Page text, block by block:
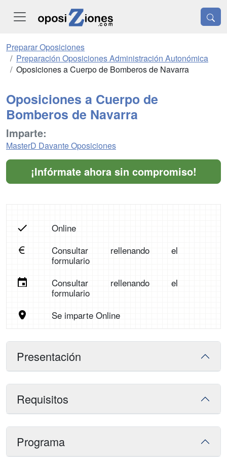
Preparar Oposiciones
Preparación Oposiciones Administración Autonómica
Oposiciones a Cuerpo de Bomberos de Navarra
Oposiciones a Cuerpo de
Bomberos de Navarra
Imparte:
MasterD Davante Oposiciones
¡Infórmate ahora sin compromiso!
Online
Consultar rellenando el
formulario
Consultar rellenando el
formulario
Se imparte Online
Presentación
Requisitos
Programa